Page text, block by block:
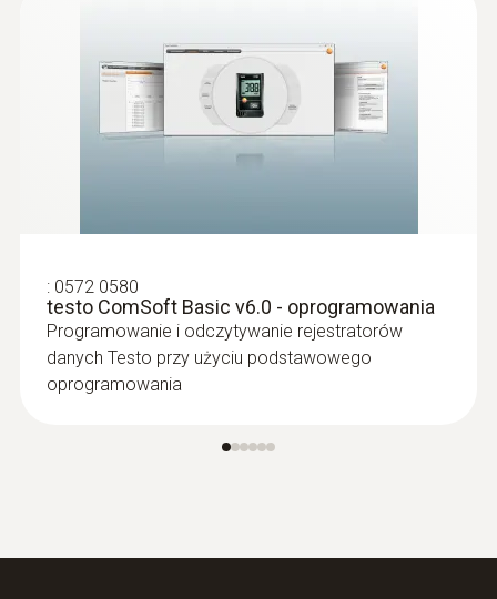
: 0572 0580
testo ComSoft Basic v6.0 - oprogramowania
Programowanie i odczytywanie rejestratorów
danych Testo przy użyciu podstawowego
oprogramowania